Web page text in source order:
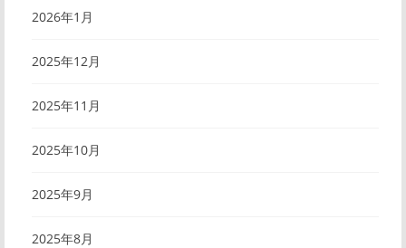
2026年1月
2025年12月
2025年11月
2025年10月
2025年9月
2025年8月